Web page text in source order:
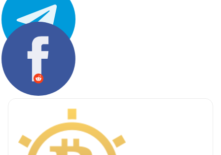
Teilen: